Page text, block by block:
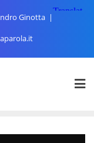
Ginotta